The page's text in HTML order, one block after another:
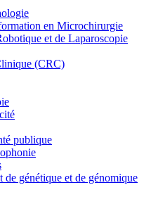
en Microchirurgie
et de Laparoscopie
(CRC)
publique
de génétique et de génomique